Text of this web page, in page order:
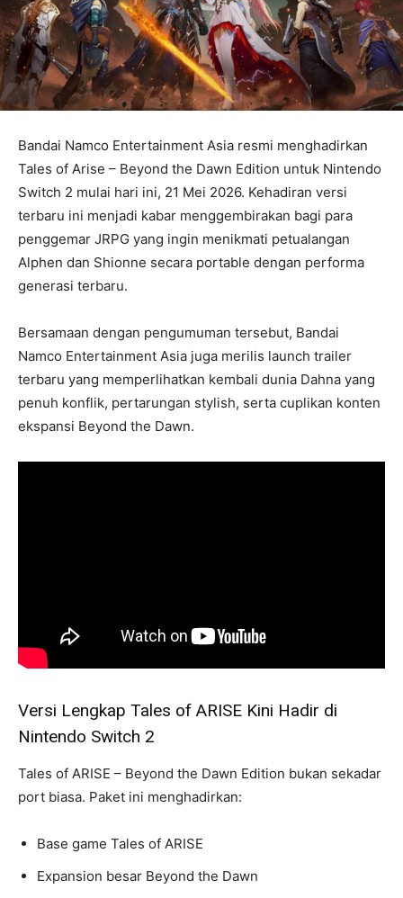
Bandai Namco Entertainment Asia resmi menghadirkan
Tales of Arise – Beyond the Dawn Edition untuk Nintendo
Switch 2 mulai hari ini, 21 Mei 2026. Kehadiran versi
terbaru ini menjadi kabar menggembirakan bagi para
penggemar JRPG yang ingin menikmati petualangan
Alphen dan Shionne secara portable dengan performa
generasi terbaru.
Bersamaan dengan pengumuman tersebut, Bandai
Namco Entertainment Asia juga merilis launch trailer
terbaru yang memperlihatkan kembali dunia Dahna yang
penuh konflik, pertarungan stylish, serta cuplikan konten
ekspansi Beyond the Dawn.
Versi Lengkap Tales of ARISE Kini Hadir di
Nintendo Switch 2
Tales of ARISE – Beyond the Dawn Edition bukan sekadar
port biasa. Paket ini menghadirkan:
Base game Tales of ARISE
Expansion besar Beyond the Dawn